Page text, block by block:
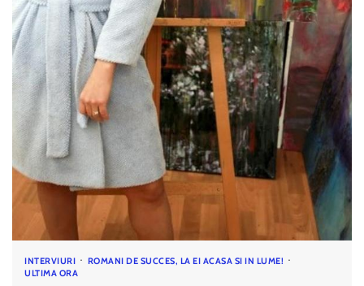
INTERVIURI
ROMANI DE SUCCES, LA EI ACASA SI IN LUME!
ULTIMA ORA